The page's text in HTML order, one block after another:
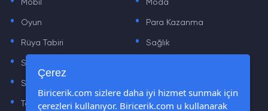
Mobil Moda
. Oyun . Para Kazanma
. Rüya Tabiri . Sağlık
. Sinema .
. Sözler
. Teknoloji Haberleri . Yaşam
Çerez
Biricerik.com sizlere daha iyi hizmet sunmak için
çerezleri kullanıyor. Biricerik.com u kullanarak